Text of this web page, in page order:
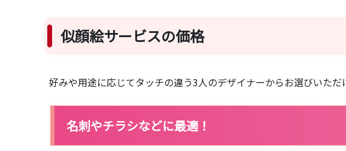
似顔絵サービスの価格
好みや用途に応じてタッチの違う3人のデザイナーからお選びいただ
名刺やチラシなどに最適！